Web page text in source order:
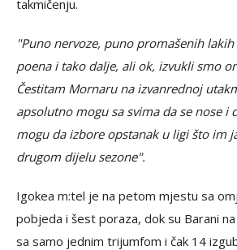
takmičenju.
"Puno nervoze, puno promašenih
poena i tako dalje, ali ok, izvukli smo
Čestitam Mornaru na izvanrednoj
apsolutno mogu sa svima da se nose i
mogu da izbore opstanak u ligi što im
drugom dijelu sezone".
Igokea m:tel je na petom mjestu sa
pobjeda i šest poraza, dok su Barani
sa samo jednim trijumfom i čak 14